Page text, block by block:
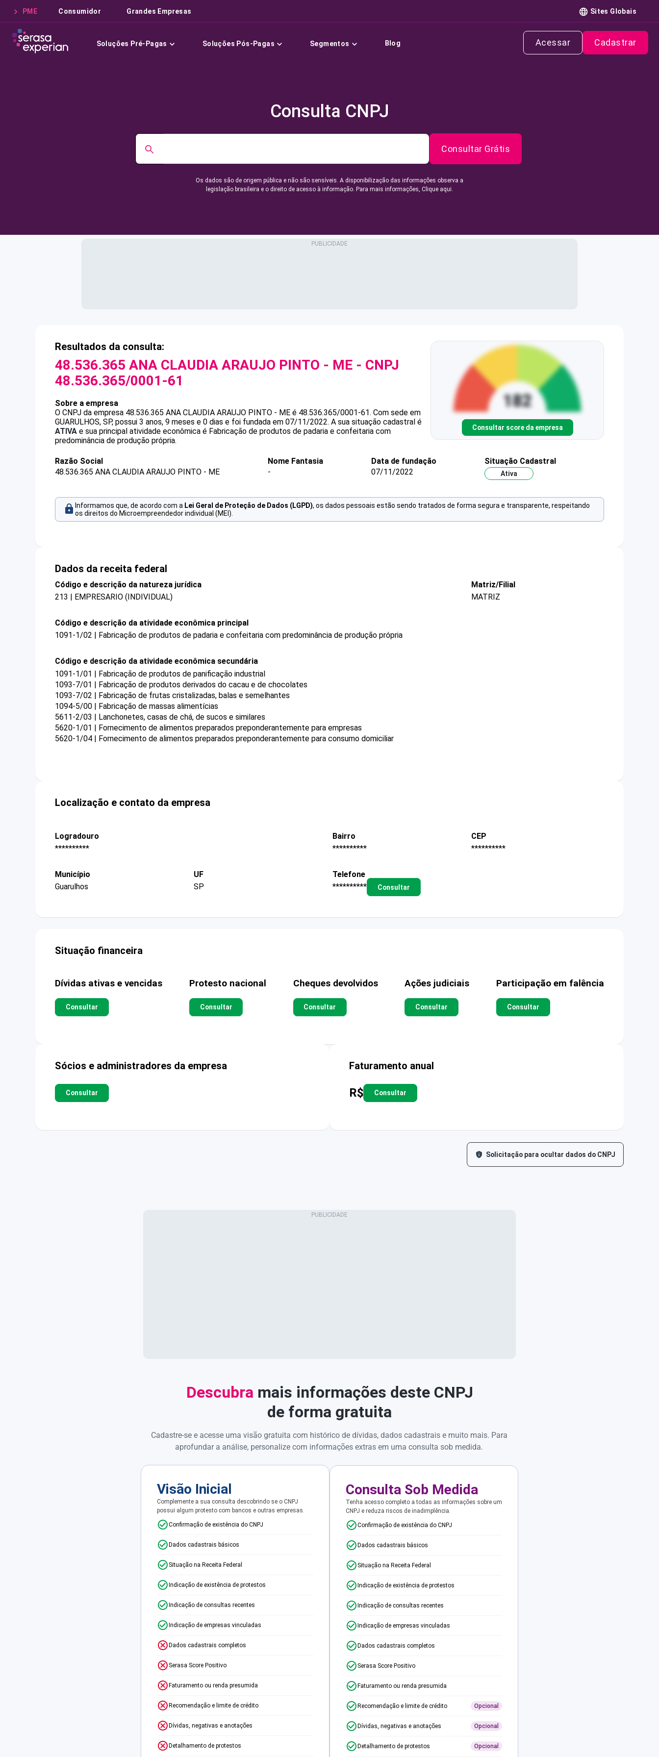
PME Consumidor Grandes Empresas Sites Globais
Soluções Pré-Pagas Soluções Pós-Pagas Segmentos Blog Acessar Cadastrar
Consulta CNPJ
Consultar Grátis
Os dados são de origem pública e não são sensíveis. A disponibilização das informações observa a
legislação brasileira e o direito de acesso à informação. Para mais informações, Clique aqui.
Resultados da consulta:
48.536.365 ANA CLAUDIA ARAUJO PINTO - ME - CNPJ
48.536.365/0001-61
Sobre a empresa
O CNPJ da empresa 48.536.365 ANA CLAUDIA ARAUJO PINTO - ME é 48.536.365/0001-61. Com sede em
GUARULHOS, SP, possui 3 anos, 9 meses e 0 dias e foi fundada em 07/11/2022. A sua situação cadastral é
ATIVA e sua principal atividade econômica é Fabricação de produtos de padaria e confeitaria com
predominância de produção própria.
Consultar score da empresa
Razão Social
48.536.365 ANA CLAUDIA ARAUJO PINTO - ME
Nome Fantasia
-
Data de fundação
07/11/2022
Situação Cadastral
Ativa
Informamos que, de acordo com a Lei Geral de Proteção de Dados (LGPD), os dados pessoais estão sendo tratados de forma segura e transparente, respeitando
os direitos do Microempreendedor individual (MEI).
Dados da receita federal
Código e descrição da natureza jurídica
213 | EMPRESARIO (INDIVIDUAL)
Matriz/Filial
MATRIZ
Código e descrição da atividade econômica principal
1091-1/02 | Fabricação de produtos de padaria e confeitaria com predominância de produção própria
Código e descrição da atividade econômica secundária
1091-1/01 | Fabricação de produtos de panificação industrial
1093-7/01 | Fabricação de produtos derivados do cacau e de chocolates
1093-7/02 | Fabricação de frutas cristalizadas, balas e semelhantes
1094-5/00 | Fabricação de massas alimentícias
5611-2/03 | Lanchonetes, casas de chá, de sucos e similares
5620-1/01 | Fornecimento de alimentos preparados preponderantemente para empresas
5620-1/04 | Fornecimento de alimentos preparados preponderantemente para consumo domiciliar
Localização e contato da empresa
Logradouro
**********
Bairro
**********
CEP
**********
Município
Guarulhos
UF
SP
Telefone
**********
Consultar
Situação financeira
Dívidas ativas e vencidas
Consultar
Protesto nacional
Consultar
Cheques devolvidos
Consultar
Ações judiciais
Consultar
Participação em falência
Consultar
Sócios e administradores da empresa
Consultar
Faturamento anual
R$ Consultar
Solicitação para ocultar dados do CNPJ
Descubra mais informações deste CNPJ
de forma gratuita
Cadastre-se e acesse uma visão gratuita com histórico de dívidas, dados cadastrais e muito mais. Para
aprofundar a análise, personalize com informações extras em uma consulta sob medida.
Visão Inicial
Complemente a sua consulta descobrindo se o CNPJ
possui algum protesto com bancos e outras empresas.
Confirmação de existência do CNPJ
Dados cadastrais básicos
Situação na Receita Federal
Indicação de existência de protestos
Indicação de consultas recentes
Indicação de empresas vinculadas
Dados cadastrais completos
Serasa Score Positivo
Faturamento ou renda presumida
Recomendação e limite de crédito
Dívidas, negativas e anotações
Detalhamento de protestos
Consulta Sob Medida
Tenha acesso completo a todas as informações sobre um
CNPJ e reduza riscos de inadimplência.
Confirmação de existência do CNPJ
Dados cadastrais básicos
Situação na Receita Federal
Indicação de existência de protestos
Indicação de consultas recentes
Indicação de empresas vinculadas
Dados cadastrais completos
Serasa Score Positivo
Faturamento ou renda presumida
Recomendação e limite de crédito Opcional
Dívidas, negativas e anotações Opcional
Detalhamento de protestos Opcional